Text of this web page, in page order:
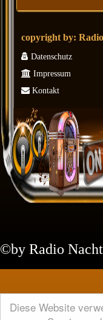
Diese Website
copyright by:
Datenschutz
Impressum
Kontakt
©by Radio